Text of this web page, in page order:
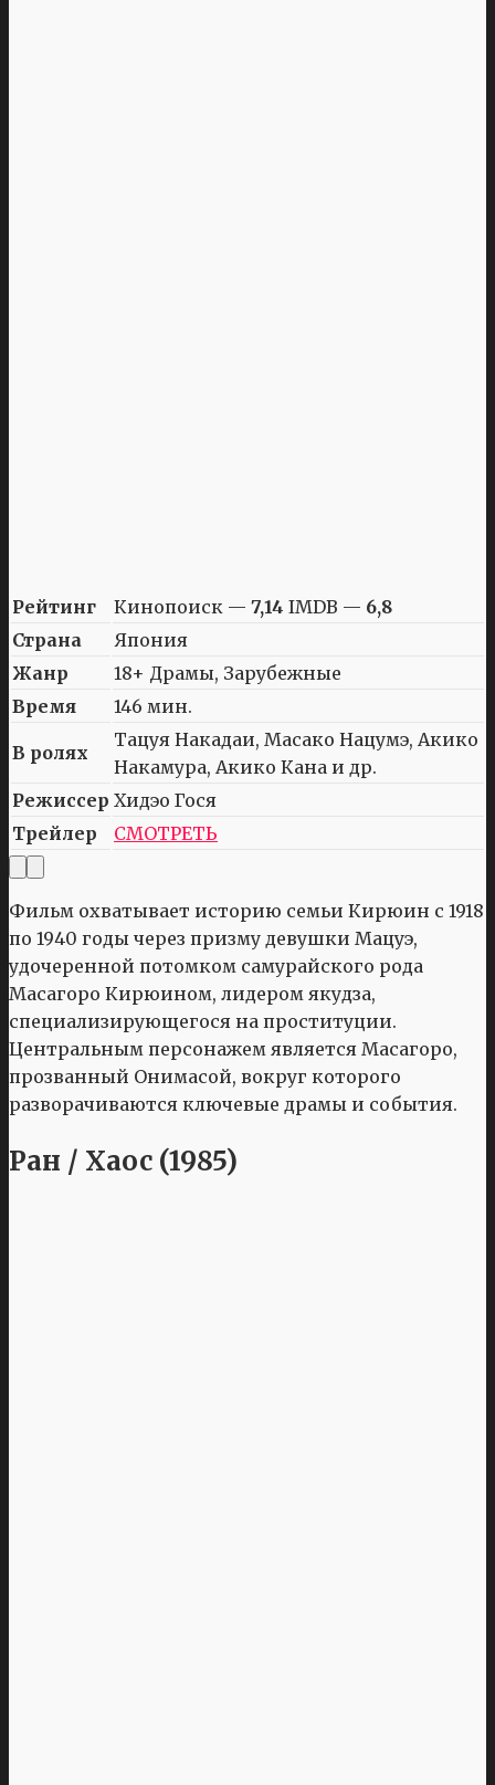
Рейтинг Кинопоиск — 7,14 IMDB — 6,8
Страна
Япония
Жанр
18+ Драмы, Зарубежные
Время
146 мин.
В ролях
Тацуя Накадаи, Масако Нацумэ, Акико
Накамура, Акико Кана и др.
Режиссер Хидэо Гося
Трейлер
СМОТРЕТЬ
Фильм охватывает историю семьи Кирюин с 1918
по 1940 годы через призму девушки Мацуэ,
удочеренной потомком самурайского рода
Масагоро Кирюином, лидером якудза,
специализирующегося на проституции.
Центральным персонажем является Масагоро,
прозванный Онимасой, вокруг которого
разворачиваются ключевые драмы и события.
Ран / Хаос (1985)